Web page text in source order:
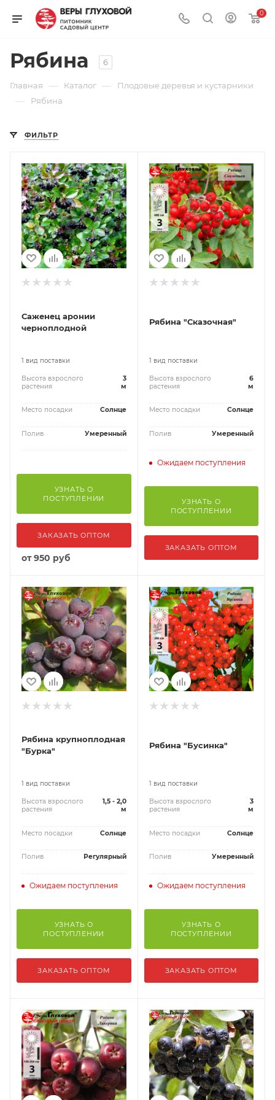
0
Рябина 6
Главная — Каталог — Плодовые деревья и кустарники
— Рябина
ФИЛЬТР
Саженец аронии
черноплодной
1 вид поставки
Высота взрослого
растения
3
м
Место посадки Солнце
Полив Умеренный
УЗНАТЬ О
ПОСТУПЛЕНИИ
ЗАКАЗАТЬ ОПТОМ
от950 руб
Рябина "Сказочная"
1 вид поставки
Высота взрослого
растения
6
м
Место посадки Солнце
Полив Умеренный
Ожидаем поступления
УЗНАТЬ О
ПОСТУПЛЕНИИ
ЗАКАЗАТЬ ОПТОМ
Рябина крупноплодная
"Бурка"
1 вид поставки
Высота взрослого
растения
1,5 - 2,0
м
Место посадки Солнце
Полив Регулярный
Ожидаем поступления
УЗНАТЬ О
ПОСТУПЛЕНИИ
ЗАКАЗАТЬ ОПТОМ
Рябина "Бусинка"
1 вид поставки
Высота взрослого
растения
3
м
Место посадки Солнце
Полив Умеренный
Ожидаем поступления
УЗНАТЬ О
ПОСТУПЛЕНИИ
ЗАКАЗАТЬ ОПТОМ